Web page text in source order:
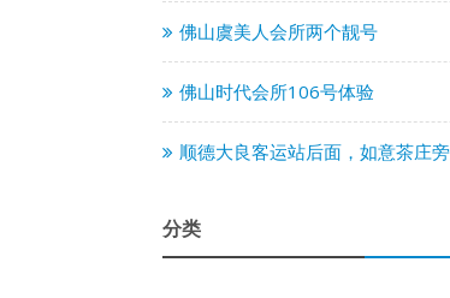
佛山虞美人会所两个靓号
佛山时代会所106号体验
顺德大良客运站后面，如意茶庄
分类